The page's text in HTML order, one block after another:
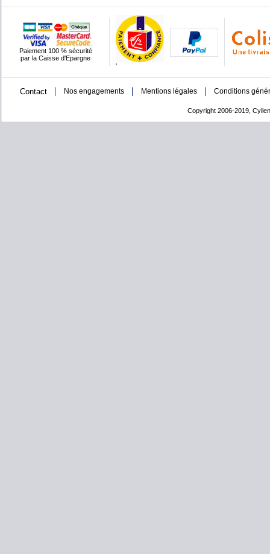
Paiement 100 % sécurité
par la Caisse d'Epargne
'
Contact Nos engagements Mentions légales Conditions
Copyright 2006-2019,